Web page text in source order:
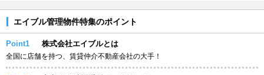
エイブル管理物件特集のポイント
Point1 株式会社エイブルとは
全国に店舗を持つ、賃貸仲介不動産会社の大手！